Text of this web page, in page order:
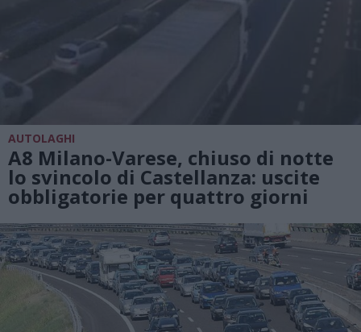
AUTOLAGHI
A8 Milano-Varese, chiuso di notte
lo svincolo di Castellanza: uscite
obbligatorie per quattro giorni